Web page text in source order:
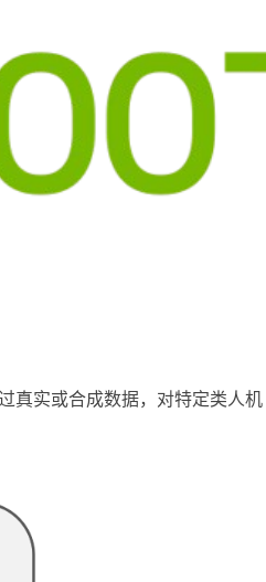
真实或合成数据，对特定类人机